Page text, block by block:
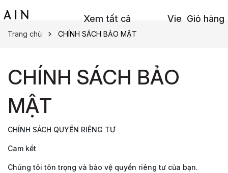
Xem tất cả Vie Giỏ hàng
Trang chủ CHÍNH SÁCH BẢO MẬT
CHÍNH SÁCH BẢO
MẬT
CHÍNH SÁCH QUYỀN RIÊNG TƯ
Cam kết
Chúng tôi tôn trọng và bảo vệ quyền riêng tư của bạn.